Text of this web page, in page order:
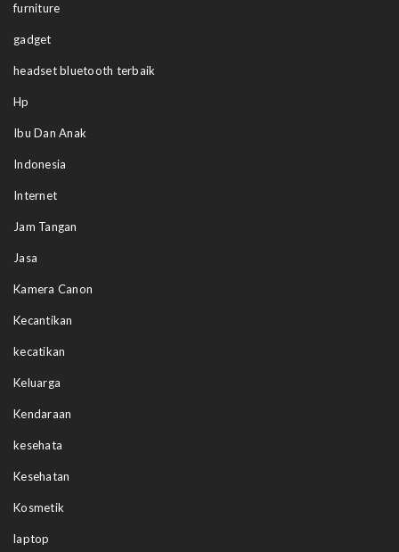
furniture
gadget
headset bluetooth terbaik
Hp
Ibu Dan Anak
Indonesia
Internet
Jam Tangan
Jasa
Kamera Canon
Kecantikan
kecatikan
Keluarga
Kendaraan
kesehata
Kesehatan
Kosmetik
laptop